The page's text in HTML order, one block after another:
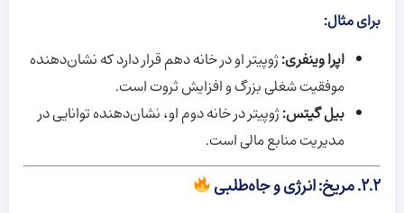
برای مثال:
اپرا وینفری:ژوپیتر او در خانه دهم قرار دارد که نشان‌دهنده
موفقیت شغلی بزرگ و افزایش ثروت است.
بیل گیتس:ژوپیتر در خانه دوم او، نشان‌دهنده توانایی در
مدیریت منابع مالی است.
۲.۲. مریخ: انرژی و جاه‌طلبی